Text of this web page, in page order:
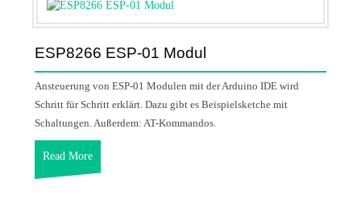
ESP8266 ESP-01 Modul
Ansteuerung von ESP-01 Modulen mit der Arduino IDE wird
Schritt für Schritt erklärt. Dazu gibt es Beispielsketche mit
Schaltungen. Außerdem: AT-Kommandos.
Read More